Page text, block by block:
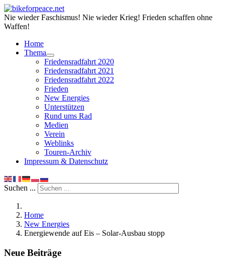
Nie wieder Faschismus! Nie wieder Krieg! Frieden schaffen ohne
Waffen!
Home
Thema
Friedensradfahrt 2020
Friedensradfahrt 2021
Friedensradfahrt 2022
Frieden
New Energies
Unterstützen
Rund ums Rad
Medien
Verein
Weblinks
Touren-Archiv
Impressum & Datenschutz
Suchen ...
Home
New Energies
Energiewende auf Eis – Solar‑Ausbau stopp
Neue Beiträge